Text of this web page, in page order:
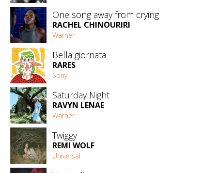
One song away from crying
RACHEL CHINOURIRI
Warner
Bella giornata
RARES
Sony
Saturday Night
RAVYN LENAE
Warner
Twiggy
REMI WOLF
Universal